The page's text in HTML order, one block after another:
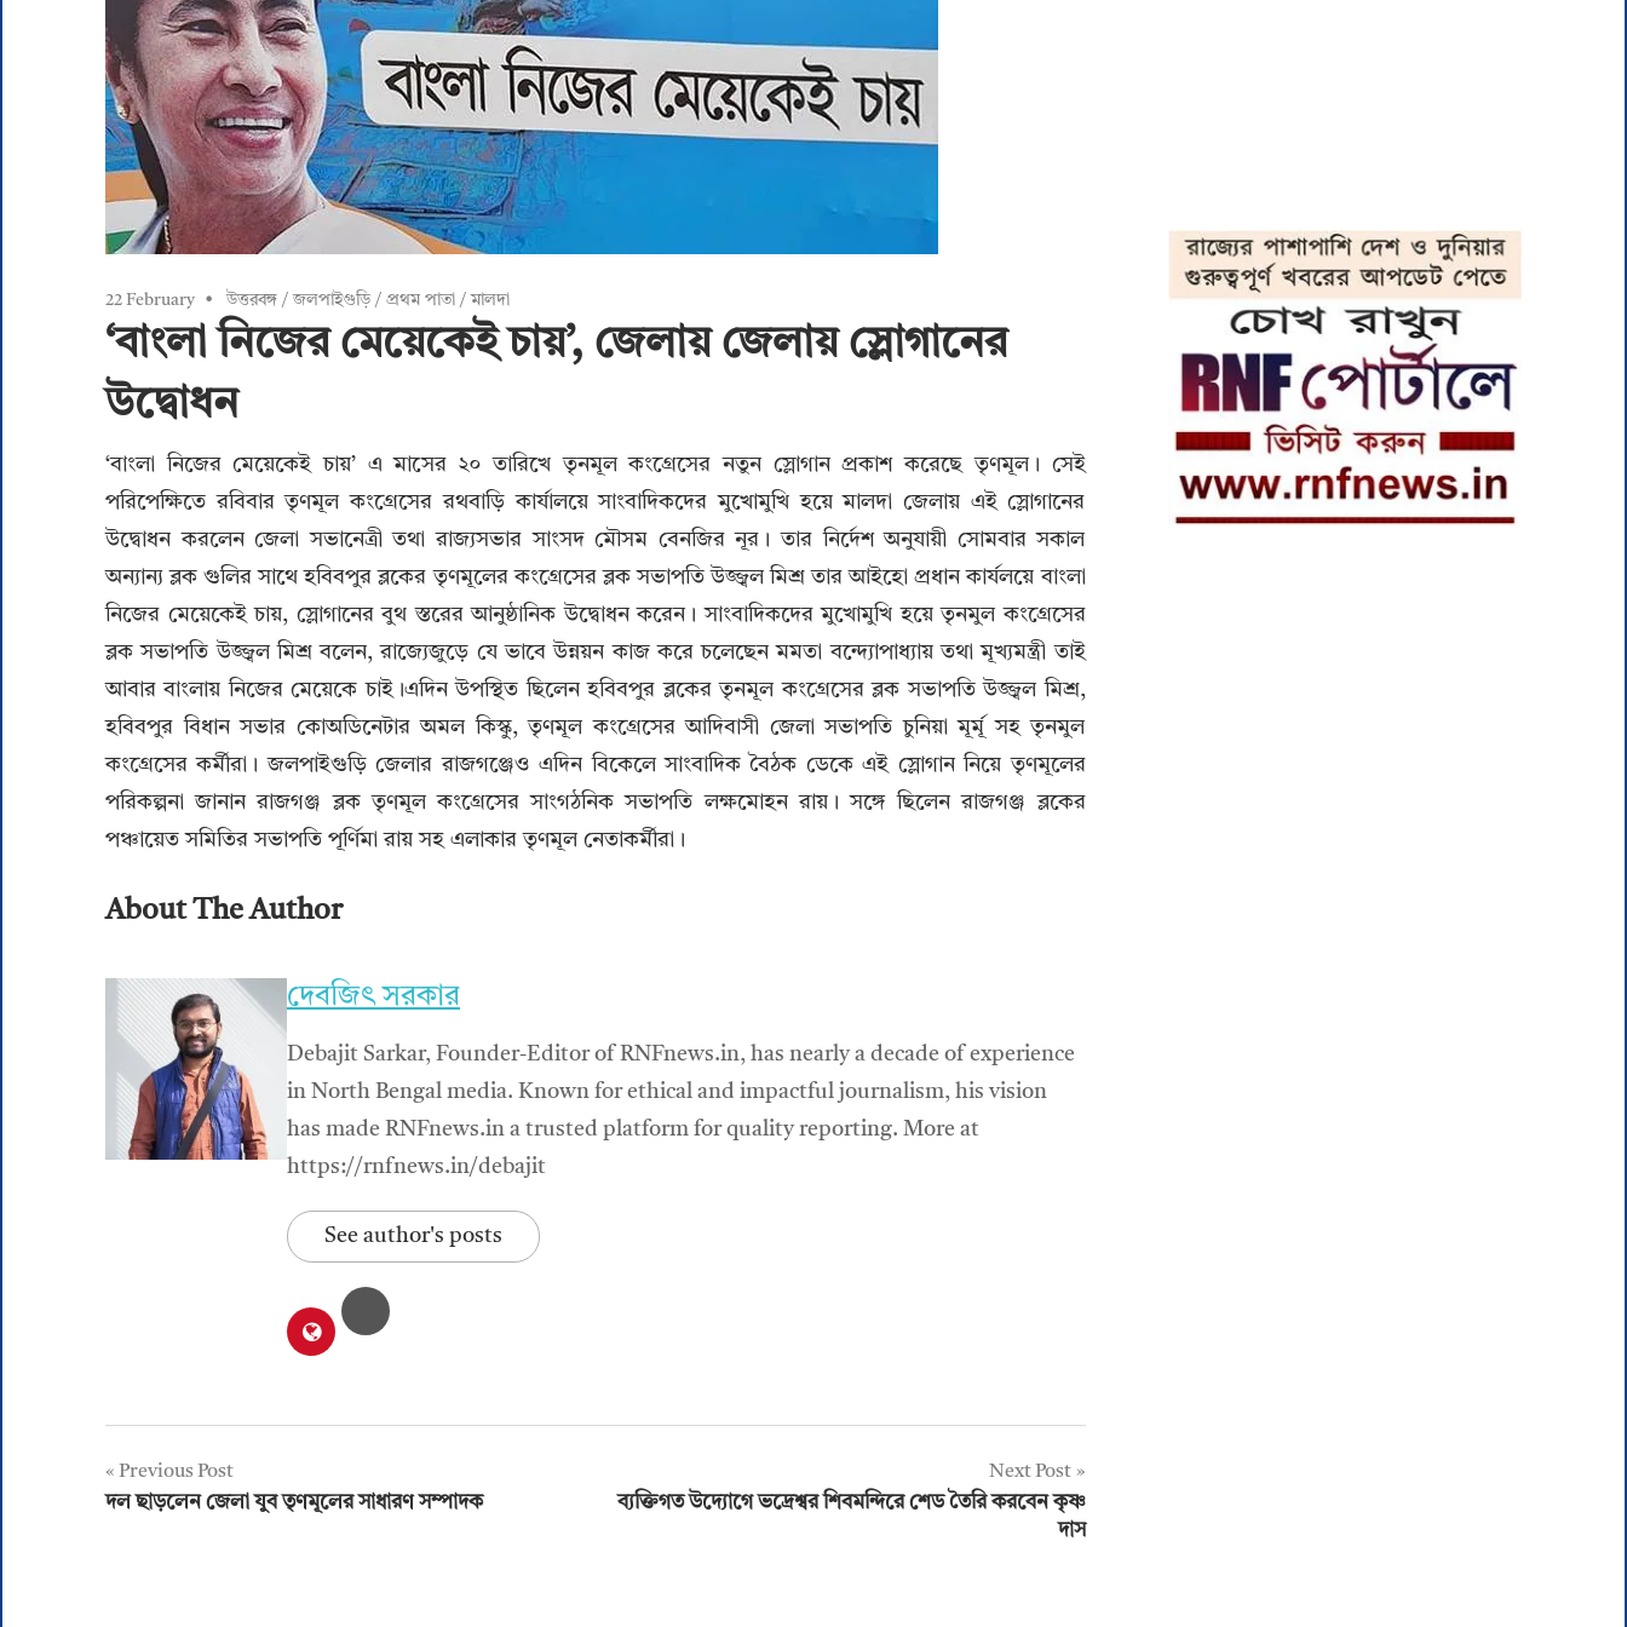
22 February উত্তরবঙ্গ /জলপাইগুড়ি / প্রথম পাতা /মালদা
‘বাংলা নিজের মেয়েকেই চায়’, জেলায় জেলায় স্লোগানের
উদ্বোধন
‘বাংলা নিজের মেয়েকেই চায়’ এ মাসের ২০ তারিখে তৃনমূল কংগ্রেসের নতুন স্লোগান প্রকাশ করেছে তৃণমূল। সেই
পরিপেক্ষিতে রবিবার তৃণমূল কংগ্রেসের রথবাড়ি কার্যালয়ে সাংবাদিকদের মুখোমুখি হয়ে মালদা জেলায় এই স্লোগানের
উদ্বোধন করলেন জেলা সভানেত্রী তথা রাজ্যসভার সাংসদ মৌসম বেনজির নূর। তার নির্দেশ অনুযায়ী সোমবার সকাল
অন্যান্য ব্লক গুলির সাথে হবিবপুর ব্লকের তৃণমূলের কংগ্রেসের ব্লক সভাপতি উজ্জ্বল মিশ্র তার আইহো প্রধান কার্যলয়ে বাংলা
নিজের মেয়েকেই চায়, স্লোগানের বুথ স্তরের আনুষ্ঠানিক উদ্বোধন করেন। সাংবাদিকদের মুখোমুখি হয়ে তৃনমুল কংগ্রেসের
ব্লক সভাপতি উজ্জ্বল মিশ্র বলেন, রাজ্যেজুড়ে যে ভাবে উন্নয়ন কাজ করে চলেছেন মমতা বন্দ্যোপাধ্যায় তথা মূখ্যমন্ত্রী তাই
আবার বাংলায় নিজের মেয়েকে চাই।এদিন উপস্থিত ছিলেন হবিবপুর ব্লকের তৃনমূল কংগ্রেসের ব্লক সভাপতি উজ্জ্বল মিশ্র,
হবিবপুর বিধান সভার কোঅডিনেটার অমল কিস্কু, তৃণমূল কংগ্রেসের আদিবাসী জেলা সভাপতি চুনিয়া মূর্মূ সহ তৃনমুল
কংগ্রেসের কর্মীরা। জলপাইগুড়ি জেলার রাজগঞ্জেও এদিন বিকেলে সাংবাদিক বৈঠক ডেকে এই স্লোগান নিয়ে তৃণমূলের
পরিকল্পনা জানান রাজগঞ্জ ব্লক তৃণমূল কংগ্রেসের সাংগঠনিক সভাপতি লক্ষমোহন রায়। সঙ্গে ছিলেন রাজগঞ্জ ব্লকের
পঞ্চায়েত সমিতির সভাপতি পূর্ণিমা রায় সহ এলাকার তৃণমূল নেতাকর্মীরা।
About The Author
দেবজিৎ সরকার
Debajit Sarkar, Founder-Editor of RNFnews.in, has nearly a decade of experience
in North Bengal media. Known for ethical and impactful journalism, his vision
has made RNFnews.in a trusted platform for quality reporting. More at
https://rnfnews.in/debajit
See author's posts
Post
navigation
Previous Post
দল ছাড়লেন জেলা যুব তৃণমূলের সাধারণ সম্পাদক
Next Post
ব্যক্তিগত উদ্যোগে ভদ্রেশ্বর শিবমন্দিরে শেড তৈরি করবেন কৃষ্ণ
দাস